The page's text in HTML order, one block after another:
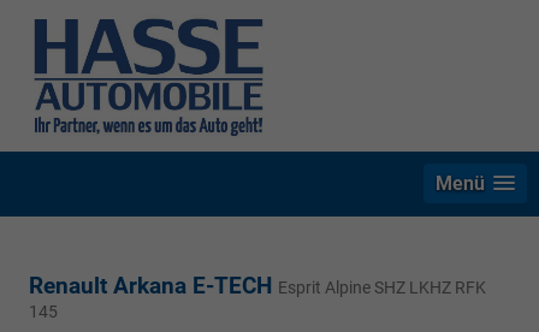
Menü
Renault Arkana E-TECH Esprit Alpine SHZ LKHZ RFK
145